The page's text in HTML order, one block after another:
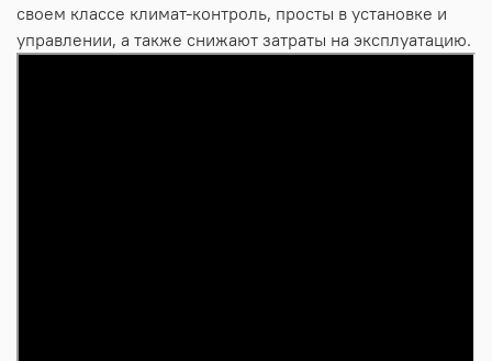
своем классе климат-контроль, просты в установке и
управлении, а также снижают затраты на эксплуатацию.